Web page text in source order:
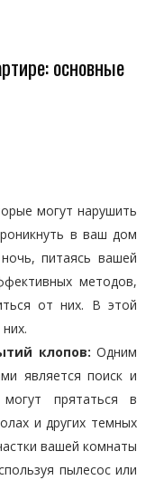
основные
могут нарушить
в ваш дом
питаясь вашей
методов,
от них. В этой
клопов: Одним
является поиск и
прятаться в
и других темных
вашей комнаты
пылесос или